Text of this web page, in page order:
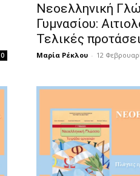
0
Νεοελληνική
Γυμνασίου:
Τελικές
Μαρία Ρέκλου - 12